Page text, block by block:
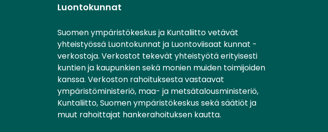
Luontokunnat
Suomen ympäristökeskus ja Kuntaliitto vetävät
yhteistyössä Luontokunnat ja Luontoviisaat kunnat -
verkostoja. Verkostot tekevät yhteistyötä erityisesti
kuntien ja kaupunkien sekä monien muiden toimijoiden
kanssa. Verkoston rahoituksesta vastaavat
ympäristöministeriö, maa- ja metsätalousministeriö,
Kuntaliitto, Suomen ympäristökeskus sekä säätiöt ja
muut rahoittajat hankerahoituksen kautta.